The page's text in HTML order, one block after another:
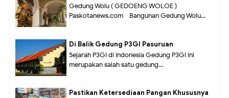
Gedung Wolu ( GEDOENG WOLOE )
Paskotanews.com - Bangunan Gedung Wolu...
Di Balik Gedung P3GI Pasuruan
Sejarah P3GI di Indonesia Gedung P3GI ini
merupakan salah satu gedung...
Pastikan Ketersediaan Pangan Khususnya